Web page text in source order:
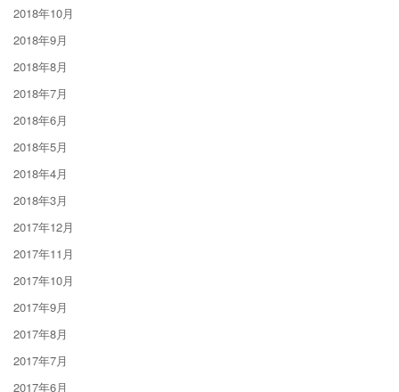
2018年10月
2018年9月
2018年8月
2018年7月
2018年6月
2018年5月
2018年4月
2018年3月
2017年12月
2017年11月
2017年10月
2017年9月
2017年8月
2017年7月
2017年6月